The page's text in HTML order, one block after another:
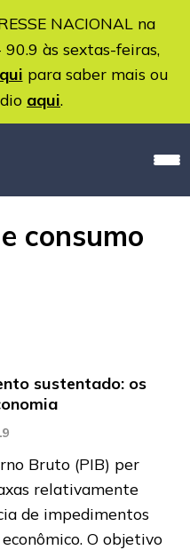
NACIONAL na
às sextas-feiras,
para saber mais ou
aqui.
consumo
sustentado: os
Bruto (PIB) per
relativamente
de impedimentos
O objetivo